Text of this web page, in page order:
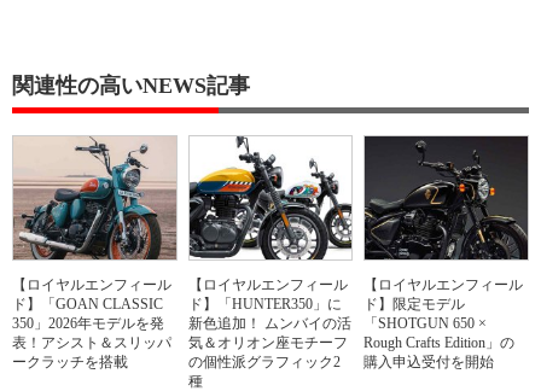
関連性の高いNEWS記事
【ロイヤルエンフィール
ド】「GOAN CLASSIC
350」2026年モデルを発
表！アシスト＆スリッパ
ークラッチを搭載
【ロイヤルエンフィール
ド】「HUNTER350」に
新色追加！ ムンバイの活
気＆オリオン座モチーフ
の個性派グラフィック2
種
【ロイヤルエンフィール
ド】限定モデル
「SHOTGUN 650 ×
Rough Crafts Edition」の
購入申込受付を開始